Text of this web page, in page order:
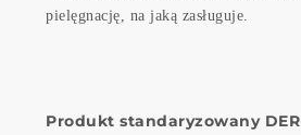
pielęgnację, na jaką zasługuje.
Produkt standaryzowany DER